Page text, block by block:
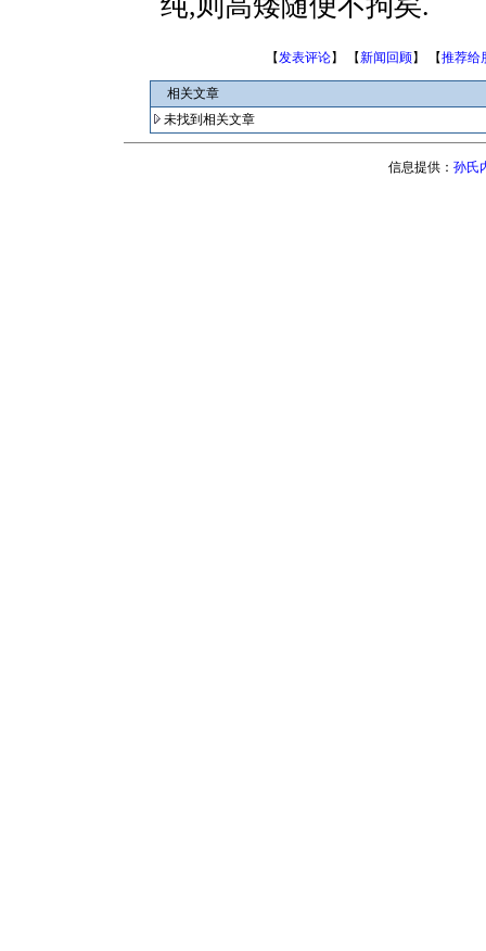
【发表评论】 【新闻回顾】 【推荐给
相关文章
未找到相关文章
信息提供： 孙氏